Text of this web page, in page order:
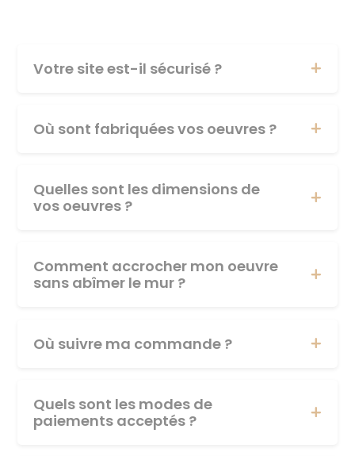
Votre site est-il sécurisé ?
Où sont fabriquées vos oeuvres ?
Quelles sont les dimensions de
vos oeuvres ?
Comment accrocher mon oeuvre
sans abîmer le mur ?
Où suivre ma commande ?
Quels sont les modes de
paiements acceptés ?